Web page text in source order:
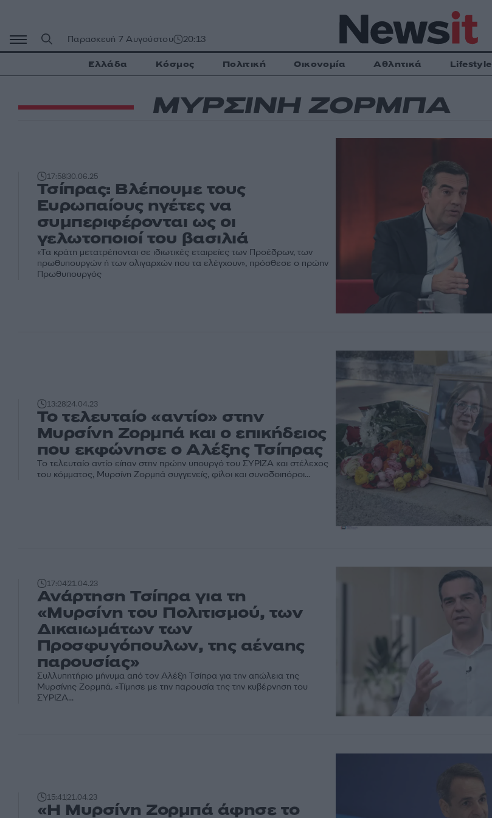
περιεχόμενο
Παρασκευή 7 Αυγούστου 20:13
Ελλάδα Κόσμος Πολιτική Οικονομία Αθλητικά Lifestyle
ΜΥΡΣΙΝΗ ΖΟΡΜΠΑ
17:5830.06.25
Τσίπρας: Βλέπουμε τους
Ευρωπαίους ηγέτες να
συμπεριφέρονται ως οι
γελωτοποιοί του βασιλιά
«Τα κράτη μετατρέπονται σε ιδιωτικές εταιρείες των Προέδρων, των
πρωθυπουργών ή των ολιγαρχών που τα ελέγχουν», πρόσθεσε ο πρώην
Πρωθυπουργός
13:2824.04.23
Το τελευταίο «αντίο» στην
Μυρσίνη Ζορμπά και ο επικήδειος
που εκφώνησε ο Αλέξης Τσίπρας
Το τελευταίο αντίο είπαν στην πρώην υπουργό του ΣΥΡΙΖΑ και στέλεχος
του κόμματος, Μυρσίνη Ζορμπά συγγενείς, φίλοι και συνοδοιπόροι...
17:0421.04.23
Ανάρτηση Τσίπρα για τη
«Μυρσίνη του Πολιτισμού, των
Δικαιωμάτων των
Προσφυγόπουλων, της αέναης
παρουσίας»
Συλλυπητήριο μήνυμα από τον Αλέξη Τσίπρα για την απώλεια της
Μυρσίνης Ζορμπά. «Τίμησε με την παρουσία της την κυβέρνηση του
ΣΥΡΙΖΑ...
15:4121.04.23
«Η Μυρσίνη Ζορμπά άφησε το